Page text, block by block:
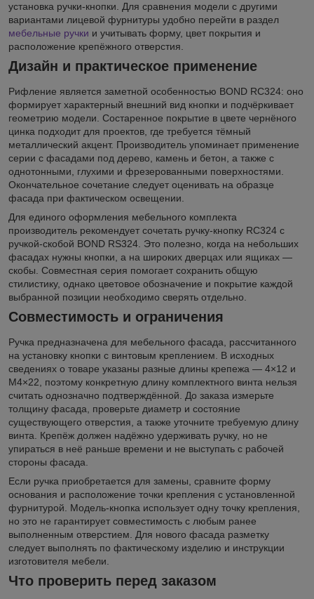
установка ручки-кнопки. Для сравнения модели с другими
вариантами лицевой фурнитуры удобно перейти в раздел
мебельные ручки и учитывать форму, цвет покрытия и
расположение крепёжного отверстия.
Дизайн и практическое применение
Рифление является заметной особенностью BOND RC324: оно
формирует характерный внешний вид кнопки и подчёркивает
геометрию модели. Состаренное покрытие в цвете чернёного
цинка подходит для проектов, где требуется тёмный
металлический акцент. Производитель упоминает применение
серии с фасадами под дерево, камень и бетон, а также с
однотонными, глухими и фрезерованными поверхностями.
Окончательное сочетание следует оценивать на образце
фасада при фактическом освещении.
Для единого оформления мебельного комплекта
производитель рекомендует сочетать ручку-кнопку RC324 с
ручкой-скобой BOND RS324. Это полезно, когда на небольших
фасадах нужны кнопки, а на широких дверцах или ящиках —
скобы. Совместная серия помогает сохранить общую
стилистику, однако цветовое обозначение и покрытие каждой
выбранной позиции необходимо сверять отдельно.
Совместимость и ограничения
Ручка предназначена для мебельного фасада, рассчитанного
на установку кнопки с винтовым креплением. В исходных
сведениях о товаре указаны разные длины крепежа — 4×12 и
M4×22, поэтому конкретную длину комплектного винта нельзя
считать однозначно подтверждённой. До заказа измерьте
толщину фасада, проверьте диаметр и состояние
существующего отверстия, а также уточните требуемую длину
винта. Крепёж должен надёжно удерживать ручку, но не
упираться в неё раньше времени и не выступать с рабочей
стороны фасада.
Если ручка приобретается для замены, сравните форму
основания и расположение точки крепления с установленной
фурнитурой. Модель-кнопка использует одну точку крепления,
но это не гарантирует совместимость с любым ранее
выполненным отверстием. Для нового фасада разметку
следует выполнять по фактическому изделию и инструкции
изготовителя мебели.
Что проверить перед заказом